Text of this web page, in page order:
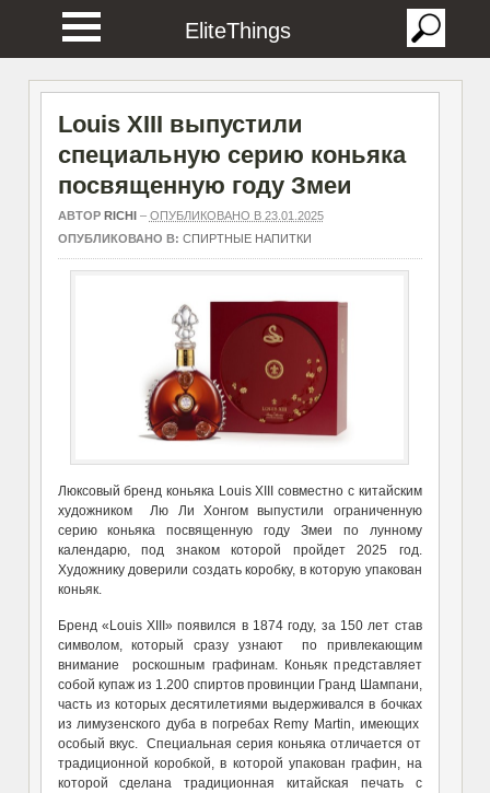
EliteThings
Louis XIII выпустили
специальную серию коньяка
посвященную году Змеи
АВТОР RICHI– ОПУБЛИКОВАНО В 23.01.2025
ОПУБЛИКОВАНО В: СПИРТНЫЕ НАПИТКИ
Люксовый бренд коньяка Louis XIII совместно с китайским
художником Лю Ли Хонгом выпустили ограниченную
серию коньяка посвященную году Змеи по лунному
календарю, под знаком которой пройдет 2025 год.
Художнику доверили создать коробку, в которую упакован
коньяк.
Бренд «Louis XIII» появился в 1874 году, за 150 лет став
символом, который сразу узнают по привлекающим
внимание роскошным графинам. Коньяк представляет
собой купаж из 1.200 спиртов провинции Гранд Шампани,
часть из которых десятилетиями выдерживался в бочках
из лимузенского дуба в погребах Remy Martin, имеющих
особый вкус. Специальная серия коньяка отличается от
традиционной коробкой, в которой упакован графин, на
которой сделана традиционная китайская печать с